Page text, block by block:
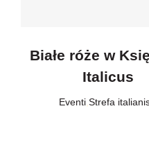
Białe róże w
Italicus
Eventi, Strefa